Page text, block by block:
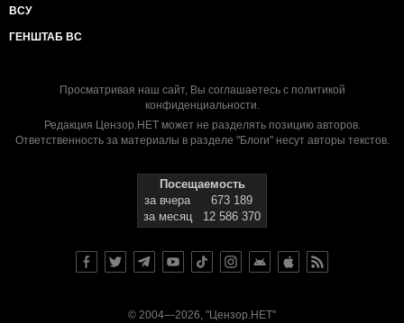
ВСУ
ГЕНШТАБ ВС
Просматривая наш сайт, Вы соглашаетесь с политикой
конфиденциальности.
Редакция Цензор.НЕТ может не разделять позицию авторов.
Ответственность за материалы в разделе "Блоги" несут авторы текстов.
Посещаемость
за вчера
673 189
за месяц
12 586 370
© 2004—2026, "Цензор.НЕТ"